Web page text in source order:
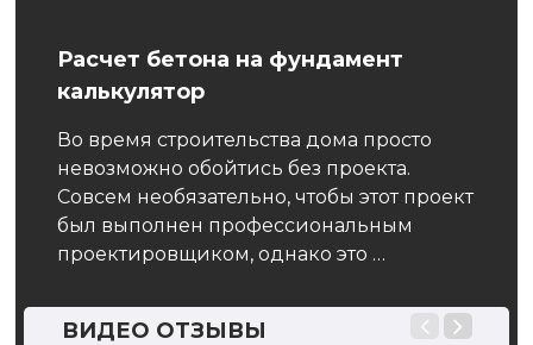
Расчет бетона на фундамент
калькулятор
Во время строительства дома просто
невозможно обойтись без проекта.
Совсем необязательно, чтобы этот проект
был выполнен профессиональным
проектировщиком, однако это …
ВИДЕО ОТЗЫВЫ